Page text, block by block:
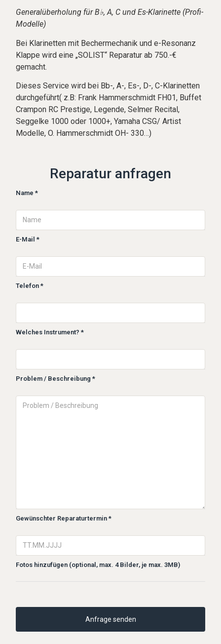
Generalüberholung für B♭, A, C und Es-Klarinette (Profi-
Modelle)
Bei Klarinetten mit Bechermechanik und e-Resonanz
Klappe wird eine „SOLIST“ Reparatur ab 750.-€
gemacht.
Dieses Service wird bei Bb-, A-, Es-, D-, C-Klarinetten
durchgeführt( z.B: Frank Hammerschmidt FH01, Buffet
Crampon RC Prestige, Legende, Selmer Recital,
Seggelke 1000 oder 1000+, Yamaha CSG/ Artist
Modelle, O. Hammerschmidt OH- 330…)
Reparatur anfragen
Name *
E-Mail *
Telefon *
Welches Instrument? *
Problem / Beschreibung *
Gewünschter Reparaturtermin *
Fotos hinzufügen (optional, max. 4 Bilder, je max. 3MB)